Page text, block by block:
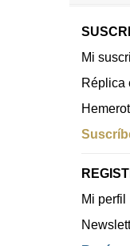
Mi
Réplica
Mi perfil